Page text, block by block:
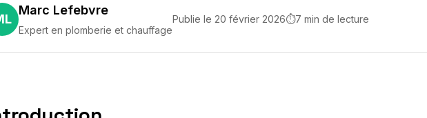
Marc Lefebvre
Expert en plomberie et chauffage
Publie le 20 février 2026⏱7 min de lecture